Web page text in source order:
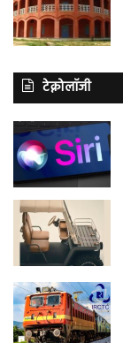
टेक्नोलॉजी